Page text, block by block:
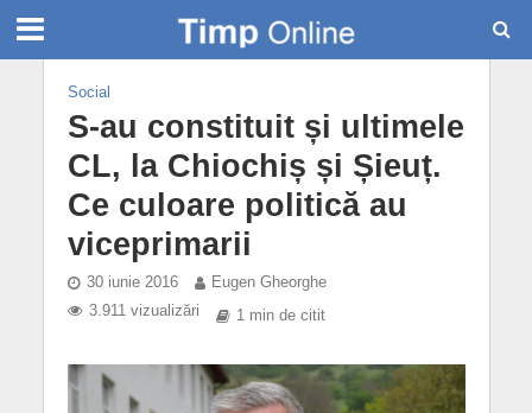
Social
S-au constituit și ultimele
CL, la Chiochiș și Șieuț.
Ce culoare politică au
viceprimarii
30 iunie 2016
Eugen Gheorghe
3.911 vizualizări
1 min de citit